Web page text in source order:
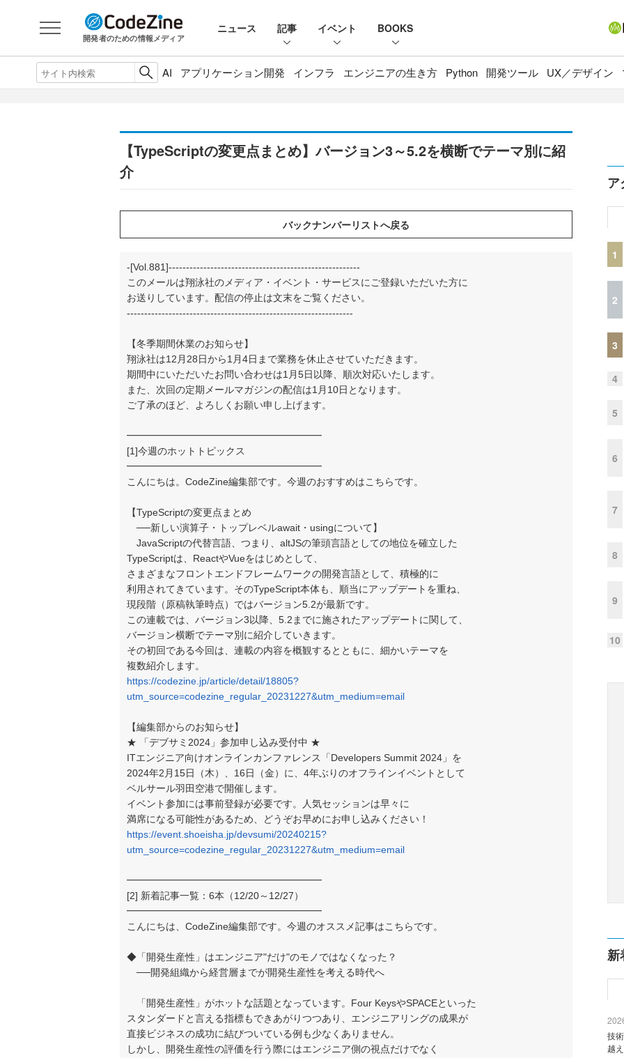
開発者のための情報メディア
ニュース 記事 イベント BOOKS
AI アプリケーション開発 インフラ エンジニアの生き方 Python 開発ツール UX／デザイン
【TypeScriptの変更点まとめ】バージョン3～5.2を横断でテーマ別に紹
介
-[Vol.881]-------------------------------------------------------
このメールは翔泳社のメディア・イベント・サービスにご登録いただいた方に
お送りしています。配信の停止は文末をご覧ください。
-----------------------------------------------------------------
【冬季期間休業のお知らせ】
翔泳社は12月28日から1月4日まで業務を休止させていただきます。
期間中にいただいたお問い合わせは1月5日以降、順次対応いたします。
また、次回の定期メールマガジンの配信は1月10日となります。
ご了承のほど、よろしくお願い申し上げます。
━━━━━━━━━━━━━━━━━━━━
[1]今週のホットトピックス
━━━━━━━━━━━━━━━━━━━━
こんにちは。CodeZine編集部です。今週のおすすめはこちらです。
【TypeScriptの変更点まとめ
──新しい演算子・トップレベルawait・usingについて】
JavaScriptの代替言語、つまり、altJSの筆頭言語としての地位を確立した
TypeScriptは、ReactやVueをはじめとして、
さまざまなフロントエンドフレームワークの開発言語として、積極的に
利用されてきています。そのTypeScript本体も、順当にアップデートを重ね、
現段階（原稿執筆時点）ではバージョン5.2が最新です。
この連載では、バージョン3以降、5.2までに施されたアップデートに関して、
バージョン横断でテーマ別に紹介していきます。
その初回である今回は、連載の内容を概観するとともに、細かいテーマを
複数紹介します。
https://codezine.jp/article/detail/18805?
utm_source=codezine_regular_20231227&utm_medium=email
【編集部からのお知らせ】
★ 「デブサミ2024」参加申し込み受付中 ★
ITエンジニア向けオンラインカンファレンス「Developers Summit 2024」を
2024年2月15日（木）、16日（金）に、4年ぶりのオフラインイベントとして
ベルサール羽田空港で開催します。
イベント参加には事前登録が必要です。人気セッションは早々に
満席になる可能性があるため、どうぞお早めにお申し込みください！
https://event.shoeisha.jp/devsumi/20240215?
utm_source=codezine_regular_20231227&utm_medium=email
━━━━━━━━━━━━━━━━━━━━
[2] 新着記事一覧：6本（12/20～12/27）
━━━━━━━━━━━━━━━━━━━━
こんにちは、CodeZine編集部です。今週のオススメ記事はこちらです。
◆「開発生産性」はエンジニア"だけ"のモノではなくなった？
──開発組織から経営層までが開発生産性を考える時代へ
「開発生産性」がホットな話題となっています。Four KeysやSPACEといった
スタンダードと言える指標もできあがりつつあり、エンジニアリングの成果が
直接ビジネスの成功に結びついている例も少なくありません。
しかし、開発生産性の評価を行う際にはエンジニア側の視点だけでなく
ア
1
2
3
4
5
6
7
8
9
10
新
技
越